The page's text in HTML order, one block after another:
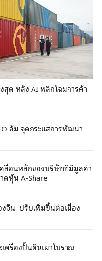
สุด หลัง AI พลิกโฉมการค้า
ล้ม จุดกระแสการพัฒนา
ลื่อนหลักของบริษัทที่มีมูลค่า
ดหุ้น A-Share
งจีน ปรับเพิ่มขึ้นต่อเนื่อง
เครื่องปั้นดินเผาโบราณ